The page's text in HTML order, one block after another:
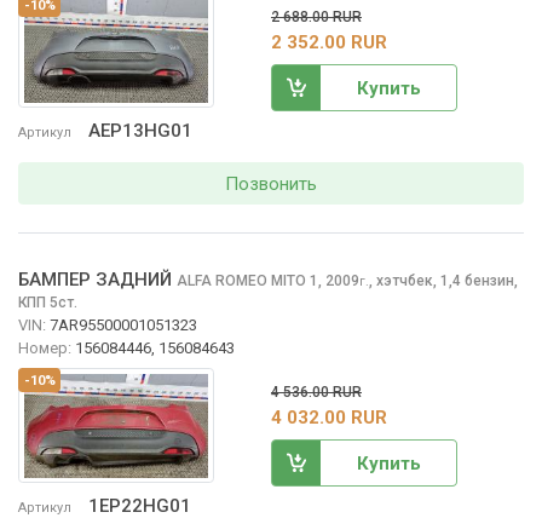
-10%
Артикул AEP13HG01
2 688.00 RUR
2 352.00 RUR
Купить
Позвонить
-10%
Артикул 1EP22HG01
БАМПЕР ЗАДНИЙ ALFA ROMEO MITO 1, 2009г. хэтчбек, 1,4 бензин,
КПП 5ст.
VIN: 7AR95500001051323
Номер: 156084446, 156084643
4 536.00 RUR
4 032.00 RUR
Купить